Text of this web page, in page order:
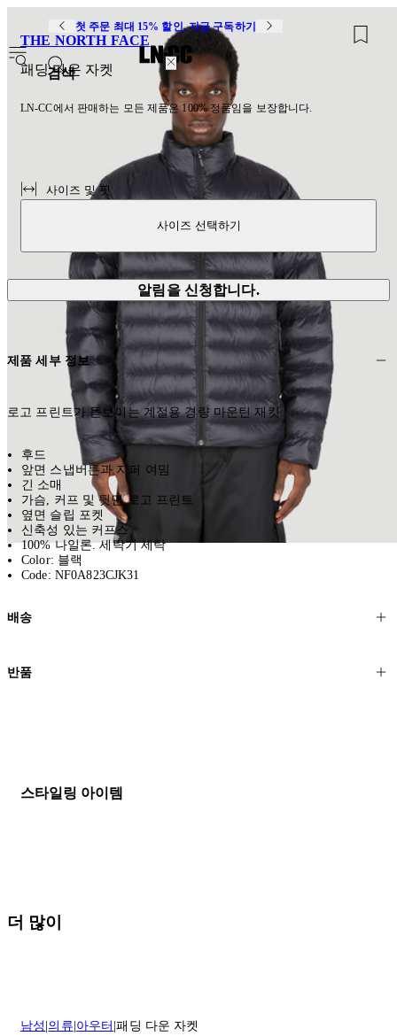
첫 주문 최대 15% 할인. 지금 구독하기
검색
THE NORTH FACE
패딩 다운 자켓
LN-CC에서 판매하는 모든 제품은 100% 정품임을 보장합니다.
사이즈 및 핏
사이즈 선택하기
알림을 신청합니다.
제품 세부 정보
로고 프린트가 돋보이는 계절용 경량 마운틴 재킷.
후드
앞면 스냅버튼과 지퍼 여밈
긴 소매
가슴, 커프 및 뒷면 로고 프린트
옆면 슬립 포켓
신축성 있는 커프스
100% 나일론. 세탁기 세탁
Color: 블랙
Code: NF0A823CJK31
배송
고객님의 위치에 따라 일반 배송과 익스프레스 배송을 제공합니다.
세일 기간에는 배송이 다소 지연될 수 있습니다. 궁금하신 점이 있거
나 도움이 필요하신 경우 고객센터로 문의해 주세요.
반품
스타일링 아이템
더 많이
남성 의류 아우터 패딩 다운 자켓